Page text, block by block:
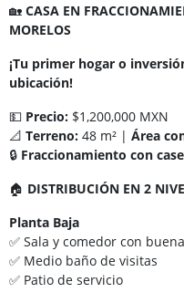
🏡 CASA EN
MORELOS
¡Tu primer hogar o
ubicación!
💵 Precio: $1,200,000 MXN
📐 Terreno: 48 m² | Área
🔒 Fraccionamiento con
🏠 DISTRIBUCIÓN EN 2
Planta Baja
✅ Sala y comedor con
✅ Medio baño de visitas
✅ Patio de servicio